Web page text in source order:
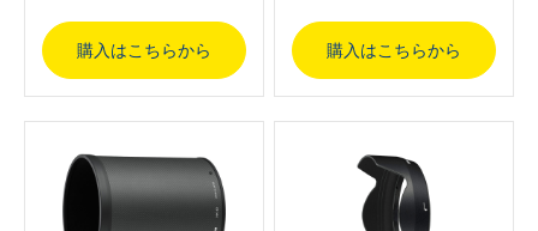
購入はこちらから 購入はこちらから